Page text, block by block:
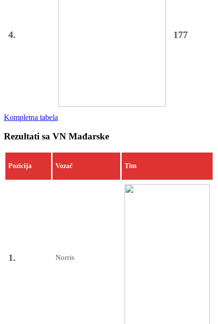
4. 177
Kompletna tabela
Rezultati sa VN Mađarske
Pozicija Vozač Tim
1. Norris